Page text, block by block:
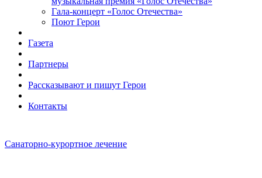
Гала-концерт «Голос Отечества»
Поют Герои
Газета
Партнеры
Рассказывают и пишут Герои
Контакты
Санаторно-курортное лечение